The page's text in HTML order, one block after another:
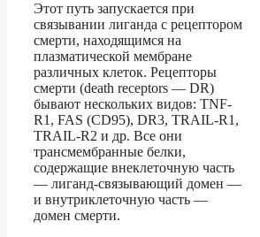
Этот путь запускается при
связывании лиганда с рецептором
смерти, находящимся на
плазматической мембране
различных клеток. Рецепторы
смерти (death receptors — DR)
бывают нескольких видов: TNF-
R1, FAS (CD95), DR3, TRAIL-R1,
TRAIL-R2 и др. Все они
трансмембранные белки,
содержащие внеклеточную часть
— лиганд-связывающий домен —
и внутриклеточную часть —
домен смерти.